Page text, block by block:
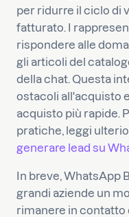
per ridurre il ciclo di
fatturato. I
rispondere alle
gli articoli del
della chat. Questa
ostacoli all'acquisto
acquisto più rapide.
pratiche, leggi
generare lead su
In breve, WhatsApp
grandi aziende un
rimanere in contatto